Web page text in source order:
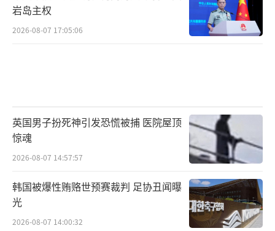
会就此搁浅，华盛顿方面很可能会在未来几年
中斥巨资投建稀土产业链，以图重夺材料战略
庞大。据行业估算，要建成可用于军工级应用
的完整稀土冶炼工厂，至少需要5-8年时间、数
十亿美元的投资，同时还要攻克高纯度稀土分
间与金钱，缺一不可。
哪怕美方在技术上突围成功，回头再看当
岩岛主权
2026-08-07 17:05:06
英国男子扮死神引发恐慌被捕 医院屋顶
惊魂
2026-08-07 14:57:57
韩国被爆性贿赂世预赛裁判 足协丑闻曝
光
2026-08-07 14:00:32